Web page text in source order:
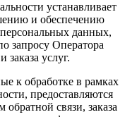
устанавливает
и обеспечению
данных,
запросу Оператора
услуг.
к обработке в рамках
предоставляются
связи, заказа